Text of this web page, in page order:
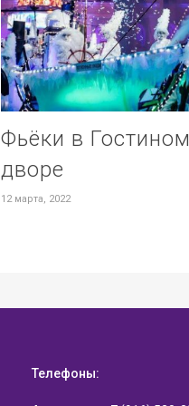
Фьёки в Гостином
дворе
12 марта, 2022
Телефоны: